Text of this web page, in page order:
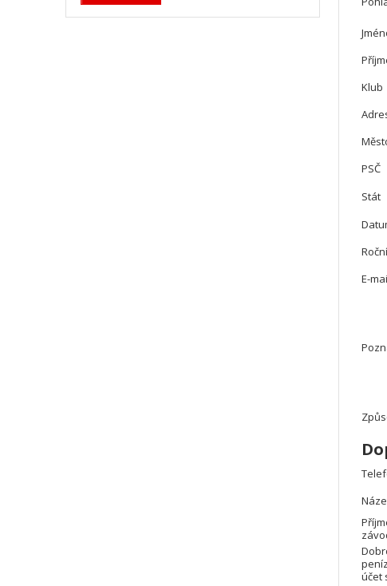
Klub
PSČ
Stát
E-
účet